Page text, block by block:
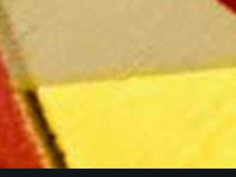
Champagne MAILLY Grand Cru
28 rue de la Libération – 51500
Tél : 03 26 49 41 10
Nous contacter par email